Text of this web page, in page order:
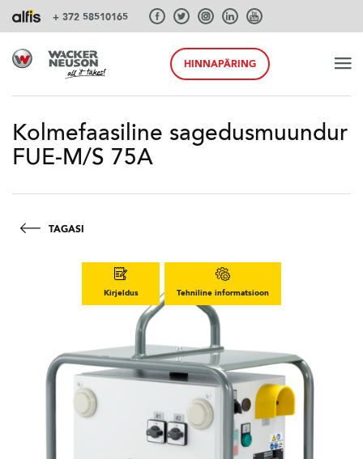
+ 372 58510165
SÜSTEEMID
AKSESSUAARID
KASUTATUD TEHNIKA
KARJÄÄR
HINNAPÄRING
Kolmefaasiline sagedusmuundur
FUE-M/S 75A
TAGASI
Kirjeldus Tehniline informatsioon